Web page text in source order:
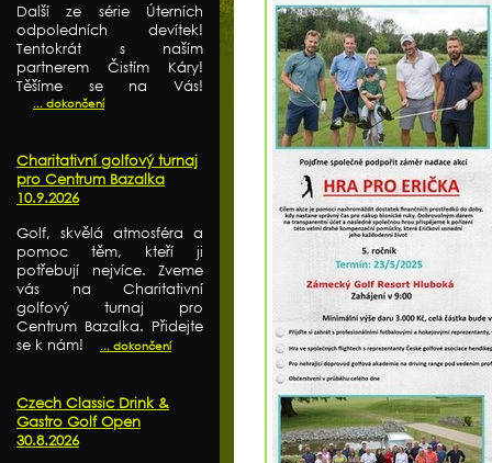
Další ze série Úterních
odpoledních devítek!
Tentokrát s naším
partnerem Čistím Káry!
Těšíme se na Vás!
... dokončení
Charitativní golfový turnaj
pro Centrum Bazalka
10.9.2026
Golf, skvělá atmosféra a
pomoc těm, kteří ji
potřebují nejvíce. Zveme
vás na Charitativní
golfový turnaj pro
Centrum Bazalka. Přidejte
se k nám!
... dokončení
Czech Classic Drink &
Gastro Golf Open
30.8.2026